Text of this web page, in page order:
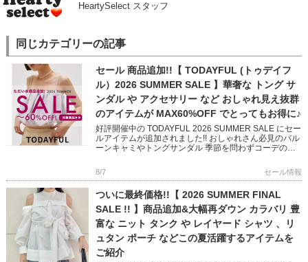
HeartySelect スタッフ
同じカテゴリーの記事
セール 商品追加!!【 TODAYFUL (トゥデイフ
ル）2026 SUMMER SALE 】華奢な トング サ
ンダル や アクセサリー など おしゃれ見え抜群
のアイテムが MAX60%OFF でとってもお得に♪
好評開催中の TODAYFUL 2026 SUMMER SALE にセー
ルアイテムが追加されました!! おしゃれさん必見のバル
ーンキャミやトングサンダル 季節を問わずコーデのア
8/7 セール情報
ついに最終価格!!【 2026 SUMMER FINAL
SALE !! 】商品追加&大幅再ダウン カラバリ 豊
富な ニット タンク や レイヤード シャツ 、リ
ュタン ポーチ などこの夏活躍するアイテムを
ご紹介